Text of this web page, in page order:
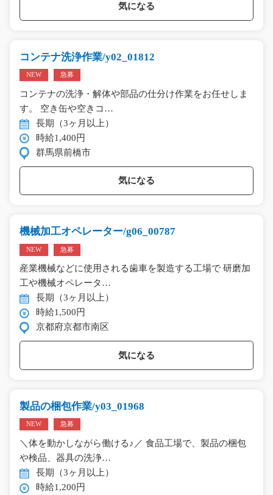
気になる
コンテナ洗浄作業/y02_01812
NEW 急募
コンテナの洗浄・解体や部品の仕分け作業をお任せしま
す。 空き缶や空きコ…
長期（3ヶ月以上）
時給1,400円
群馬県前橋市
気になる
機械加工オペレーター/g06_00787
NEW 急募
産業機械などに使用される歯車を製造する工場で 研磨加
工や機械オペレータ…
長期（3ヶ月以上）
時給1,500円
京都府京都市南区
気になる
製品の梱包作業/y03_01968
NEW 急募
＼体を動かしながら働ける♪／ 食品工場で、製品の梱包
や検品、器具の洗浄…
長期（3ヶ月以上）
時給1,200円